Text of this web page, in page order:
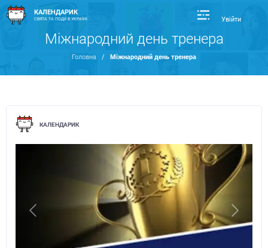
КАЛЕНДАРИК
СВЯТА ТА ПОДІЇ В УКРАЇНІ Увійти
Міжнародний день тренера
Головна / Міжнародний день тренера
КАЛЕНДАРИК
Previous Next